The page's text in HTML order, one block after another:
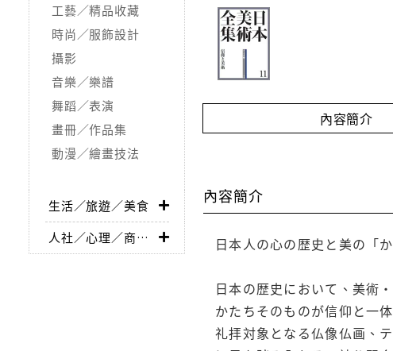
工藝／精品收藏
時尚／服飾設計
攝影
音樂／樂譜
舞蹈／表演
畫冊／作品集
動漫／繪畫技法
生活／旅遊／美食
人社／心理／商業／其他
內容簡介
內容簡介
日本人の心の歴史と美の「か
日本の歴史において、美術
かたちそのものが信仰と一
礼拝対象となる仏像仏画、